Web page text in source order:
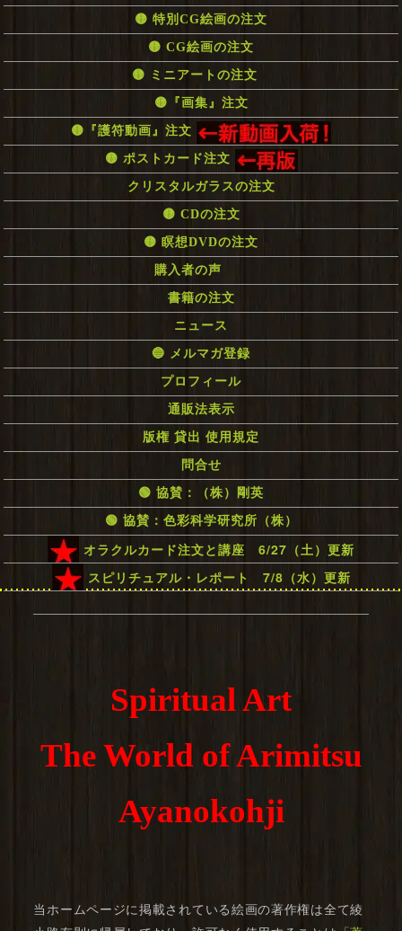
🟡 特別CG絵画の注文
🟡 CG絵画の注文
🟡 ミニアートの注文
🟡『画集』注文
🟡『護符動画』注文
🟡 ポストカード注文
クリスタルガラスの注文
🟡 CDの注文
🟡 瞑想DVDの注文
購入者の声
書籍の注文
ニュース
🔵 メルマガ登録
プロフィール
通販法表示
版権 貸出 使用規定
問合せ
🟢 協賛：（株）剛英
🟢 協賛：色彩科学研究所（株）
オラクルカード注文と講座 6/27（土）更新
スピリチュアル・レポート 7/8（水）更新
Spiritual Art
The World of Arimitsu
Ayanokohji
当ホームページに掲載されている絵画の著作権は全て綾